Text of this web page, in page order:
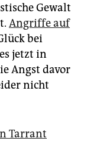
Gewalt
Angriffe auf
bei
jetzt in
Angst davor
nicht
Tarrant